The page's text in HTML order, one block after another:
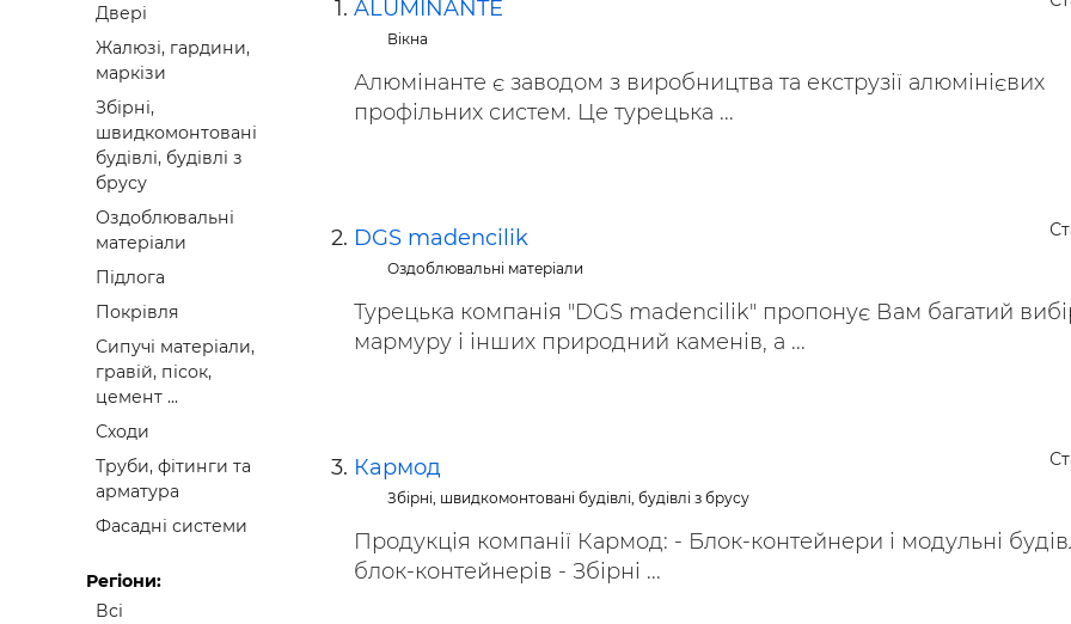
Будівельні і ремонтні послуги
Двері
Жалюзі, гардини,
маркізи
Збірні,
швидкомонтовані
будівлі, будівлі з
брусу
Оздоблювальні
матеріали
Підлога
Покрівля
Сипучі матеріали,
гравій, пісок,
цемент ...
Сходи
Труби, фітинги та
арматура
Фасадні системи
Регіони:
Всі
ALUMINANTE
Вікна
Алюмінанте є заводом з виробництва та екструзії алюмінієвих
профільних систем. Це турецька ...
DGS madencilik
Оздоблювальні матеріали
Турецька компанія "DGS madencilik" пропонує Вам багатий
мармуру і інших природний каменів, а ...
Кармод
Збірні, швидкомонтовані будівлі, будівлі з брусу
Продукція компанії Кармод: - Блок-контейнери і модульні
блок-контейнерів - Збірні ...